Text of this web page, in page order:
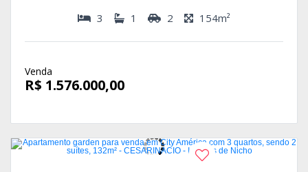
3 1 2 154m²
Venda
R$ 1.576.000,00